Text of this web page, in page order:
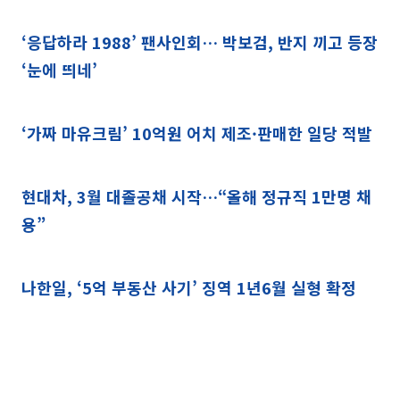
‘응답하라 1988’ 팬사인회… 박보검, 반지 끼고 등장
‘눈에 띄네’
‘가짜 마유크림’ 10억원 어치 제조·판매한 일당 적발
현대차, 3월 대졸공채 시작…“올해 정규직 1만명 채
용”
나한일, ‘5억 부동산 사기’ 징역 1년6월 실형 확정